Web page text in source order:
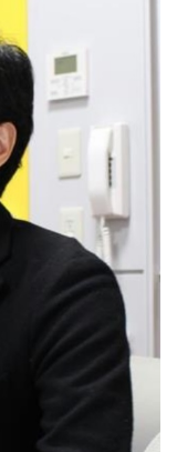
チームインタビュー03